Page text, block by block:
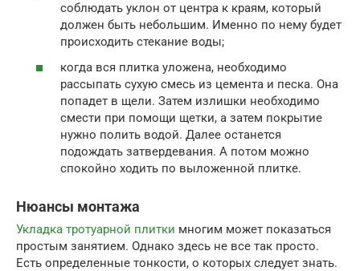
соблюдать уклон от центра к краям, который
должен быть небольшим. Именно по нему будет
происходить стекание воды;
когда вся плитка уложена, необходимо
рассыпать сухую смесь из цемента и песка. Она
попадет в щели. Затем излишки необходимо
смести при помощи щетки, а затем покрытие
нужно полить водой. Далее останется
подождать затвердевания. А потом можно
спокойно ходить по выложенной плитке.
Нюансы монтажа
Укладка тротуарной плитки многим может показаться
простым занятием. Однако здесь не все так просто.
Есть определенные тонкости, о которых следует знать.